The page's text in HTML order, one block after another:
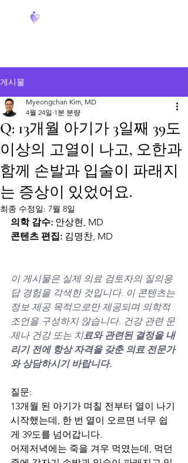
게시물
Q: 13개월 아기가 3일째 39도
이상의 고열이 나고, 오한과
함께 손발과 입술이 파래지
는 증상이 있었어요.
Myeongchan Kim, MD
4월 24일 1분 분량
최종 수정일: 7월 8일
의학 감수: 안상현, MD
콘텐츠 편집: 김명찬, MD
이 게시물은 실제 의료 검토자의 질의응
답 경험을 각색한 것입니다. 이 콘텐츠는
정보 제공 목적으로만 제공되며 의학적
조언을 구성하지 않습니다. 건강 관련 문
제나 건강 또는 치료와 관련된 결정을 내
리기 전에 항상 자격을 갖춘 의료 전문가
와 상담하시기 바랍니다.
질문:
13개월 된 아기가 며칠 전부터 열이 나기
시작했는데, 한 번 열이 오르면 너무 쉽
게 39도를 넘어갑니다.
어제저녁에는 죽을 겨우 먹였는데, 먹던